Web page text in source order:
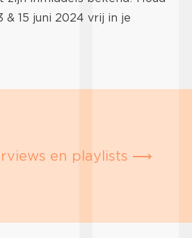
& 15 juni 2024 vrij in je
en playlists ⟶